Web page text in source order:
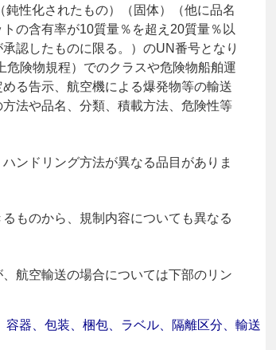
性化されたもの）（固体）（他に品名
の含有率が10質量％を超え20質量％以
認したものに限る。）のUN番号となり
険物規程）でのクラスや危険物船舶運
る告示、航空機による爆発物等の輸送
法や品名、分類、積載方法、危険性等
ンドリング方法が異なる品目がありま
ものから、規制内容についても異なる
航空輸送の場合については下部のリン
器、包装、梱包、ラベル、隔離区分、輸送